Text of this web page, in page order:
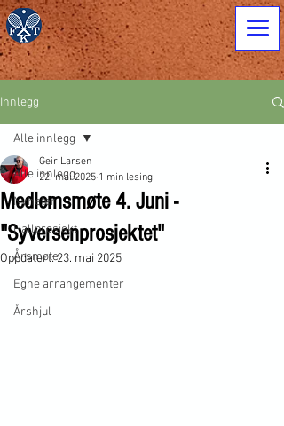
Innlegg
Alle innlegg
Nyheter
Hallprosjekt
Årsmøte
Egne arrangementer
Årshjul
Alle innlegg
Medlemsmøte 4. Juni -
"Syversenprosjektet"
Geir Larsen
22. mai 2025 1 min lesing
Oppdatert:23. mai 2025